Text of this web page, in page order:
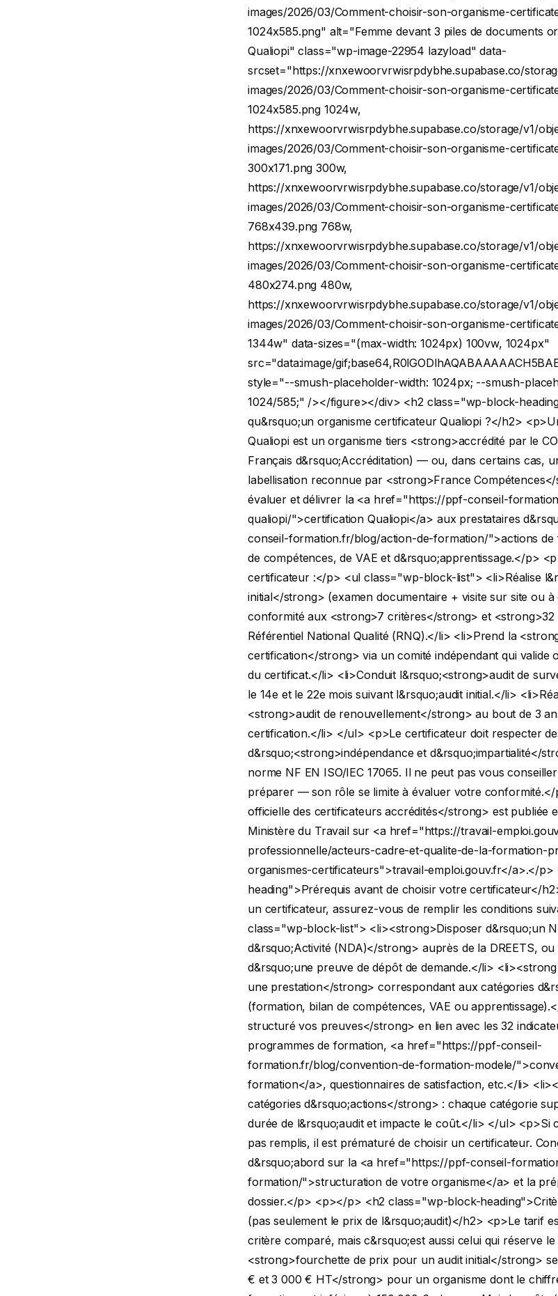
images/2026/03/Comment-choisir-son-organisme-
1024x585.png" alt="Femme devant 3 piles de documents
Qualiopi" class="wp-image-22954 lazyload" data-
srcset="https://xnxewoorvrwisrpdybhe.supabase.co/
images/2026/03/Comment-choisir-son-organisme-
1024x585.png 1024w,
https://xnxewoorvrwisrpdybhe.supabase.co/storage/v1/
images/2026/03/Comment-choisir-son-organisme-
300x171.png 300w,
https://xnxewoorvrwisrpdybhe.supabase.co/storage/v1/
images/2026/03/Comment-choisir-son-organisme-
768x439.png 768w,
https://xnxewoorvrwisrpdybhe.supabase.co/storage/v1/
images/2026/03/Comment-choisir-son-organisme-
480x274.png 480w,
https://xnxewoorvrwisrpdybhe.supabase.co/storage/v1/
images/2026/03/Comment-choisir-son-organisme-
1344w" data-sizes="(max-width: 1024px) 100vw, 1024px"
src="data:image/
style="--smush-placeholder-width: 1024px; --smush-
1024/585;" /></figure></div> <h2 class="wp-block-
qu&rsquo;un organisme certificateur Qualiopi ?</h2>
Qualiopi est un organisme tiers <strong>accrédité par le
Français d&rsquo;Accréditation) — ou, dans certains cas,
labellisation reconnue par <strong>France
évaluer et délivrer la <a href="https://ppf-conseil-
qualiopi/">certification Qualiopi</a> aux prestataires
conseil-formation.fr/blog/action-de-formation/">actions de
de compétences, de VAE et d&rsquo;apprentissage.</p>
certificateur :</p> <ul class="wp-block-list"> <li>Réalise
initial</strong> (examen documentaire + visite sur site ou
conformité aux <strong>7 critères</strong> et
Référentiel National Qualité (RNQ).</li> <li>Prend la
certification</strong> via un comité indépendant qui valide
du certificat.</li> <li>Conduit l&rsquo;<strong>audit de
le 14e et le 22e mois suivant l&rsquo;audit initial.</li>
<strong>audit de renouvellement</strong> au bout de 3
certification.</li> </ul> <p>Le certificateur doit respecter
d&rsquo;<strong>indépendance et d&rsquo;impartialité</
norme NF EN ISO/IEC 17065. Il ne peut pas vous
préparer — son rôle se limite à évaluer votre conformité.</
officielle des certificateurs accrédités</strong> est publiée
Ministère du Travail sur <a href="https://travail-
professionnelle/acteurs-cadre-et-qualite-de-la-formation-
organismes-certificateurs">travail-emploi.gouv.fr</a>.</p>
heading">Prérequis avant de choisir votre certificateur</
un certificateur, assurez-vous de remplir les conditions
class="wp-block-list"> <li><strong>Disposer d&rsquo;un
d&rsquo;Activité (NDA)</strong> auprès de la DREETS, ou
d&rsquo;une preuve de dépôt de demande.</li>
une prestation</strong> correspondant aux catégories
(formation, bilan de compétences, VAE ou
structuré vos preuves</strong> en lien avec les 32
programmes de formation, <a href="https://ppf-conseil-
formation.fr/blog/convention-de-formation-modele/
formation</a>, questionnaires de satisfaction, etc.</li>
catégories d&rsquo;actions</strong> : chaque catégorie
durée de l&rsquo;audit et impacte le coût.</li> </ul> <p>Si
pas remplis, il est prématuré de choisir un certificateur.
d&rsquo;abord sur la <a href="https://ppf-conseil-
formation/">structuration de votre organisme</a> et la
dossier.</p> <p></p> <h2 class="wp-block-
(pas seulement le prix de l&rsquo;audit)</h2> <p>Le tarif
critère comparé, mais c&rsquo;est aussi celui qui réserve
<strong>fourchette de prix pour un audit initial</strong>
€ et 3 000 € HT</strong> pour un organisme dont le